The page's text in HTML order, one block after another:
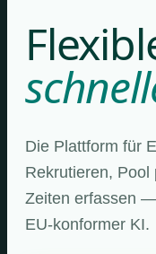
Die Plattform für
Rekrutieren, Pool
Zeiten erfassen
EU-konformer KI.